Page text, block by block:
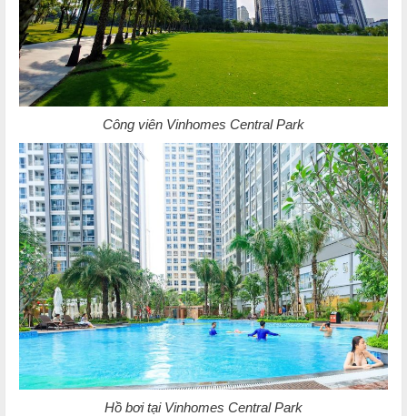
Công viên Vinhomes Central Park
Hồ bơi tại Vinhomes Central Park